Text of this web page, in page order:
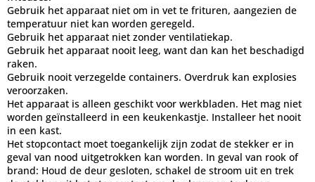
Gebruik het apparaat niet om in vet te frituren, aangezien de
temperatuur niet kan worden geregeld.
Gebruik het apparaat niet zonder ventilatiekap.
Gebruik het apparaat nooit leeg, want dan kan het beschadigd
raken.
Gebruik nooit verzegelde containers. Overdruk kan explosies
veroorzaken.
Het apparaat is alleen geschikt voor werkbladen. Het mag niet
worden geïnstalleerd in een keukenkastje. Installeer het nooit
in een kast.
Het stopcontact moet toegankelijk zijn zodat de stekker er in
geval van nood uitgetrokken kan worden. In geval van rook of
brand: Houd de deur gesloten, schakel de stroom uit en trek